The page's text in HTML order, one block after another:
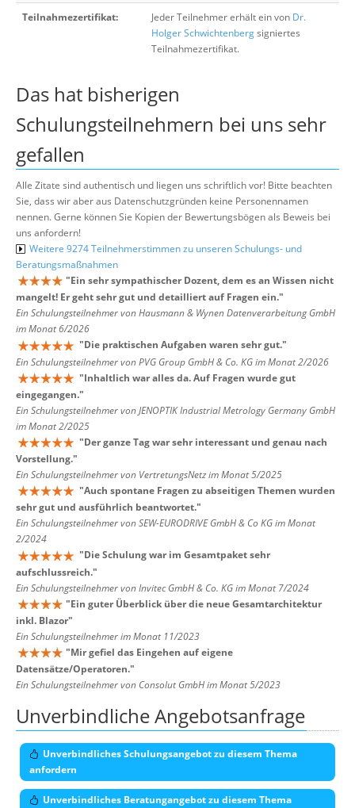
Teilnahmezertifikat: Jeder Teilnehmer erhält ein von Dr.
Holger Schwichtenbergsigniertes
Teilnahmezertifikat.
Das hat bisherigen
Schulungsteilnehmern bei uns sehr
gefallen
Alle Zitate sind authentisch und liegen uns schriftlich vor! Bitte beachten
Sie, dass wir aber aus Datenschutzgründen keine Personennamen
nennen. Gerne können Sie Kopien der Bewertungsbögen als Beweis bei
uns anfordern!
Weitere 9274 Teilnehmerstimmen zu unseren Schulungs- und
Beratungsmaßnahmen
"Ein sehr sympathischer Dozent, dem es an Wissen nicht
mangelt! Er geht sehr gut und detailliert auf Fragen ein."
Ein Schulungsteilnehmer von Hausmann & Wynen Datenverarbeitung GmbH
im Monat 6/2026
"Die praktischen Aufgaben waren sehr gut."
Ein Schulungsteilnehmer von PVG Group GmbH & Co. KG im Monat 2/2026
"Inhaltlich war alles da. Auf Fragen wurde gut
eingegangen."
Ein Schulungsteilnehmer von JENOPTIK Industrial Metrology Germany GmbH
im Monat 2/2025
"Der ganze Tag war sehr interessant und genau nach
Vorstellung."
Ein Schulungsteilnehmer von VertretungsNetz im Monat 5/2025
"Auch spontane Fragen zu abseitigen Themen wurden
sehr gut und ausführlich beantwortet."
Ein Schulungsteilnehmer von SEW-EURODRIVE GmbH & Co KG im Monat
2/2024
"Die Schulung war im Gesamtpaket sehr
aufschlussreich."
Ein Schulungsteilnehmer von Invitec GmbH & Co. KG im Monat 7/2024
"Ein guter Überblick über die neue Gesamtarchitektur
inkl. Blazor"
Ein Schulungsteilnehmer im Monat 11/2023
"Mir gefiel das Eingehen auf eigene
Datensätze/Operatoren."
Ein Schulungsteilnehmer von Consolut GmbH im Monat 5/2023
Unverbindliche Angebotsanfrage
Unverbindliches Schulungsangebot zu diesem Thema
anfordern
Unverbindliches Beratungangebot zu diesem Thema